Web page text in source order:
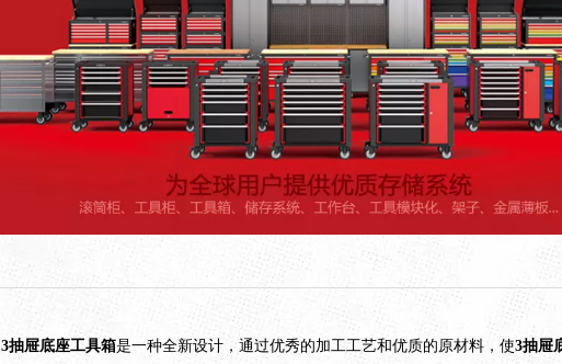
3抽屉底座工具箱是一种全新设计，通过优秀的加工工艺和优质的原材料，使3抽屉